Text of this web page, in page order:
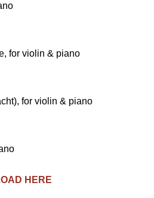
for violin & piano
for violin & piano
HERE